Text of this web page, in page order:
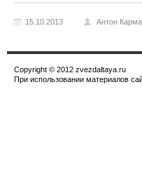
15.10.2013 Антон
Copyright © 2012 zvezdaltaya.ru
При использовании материалов